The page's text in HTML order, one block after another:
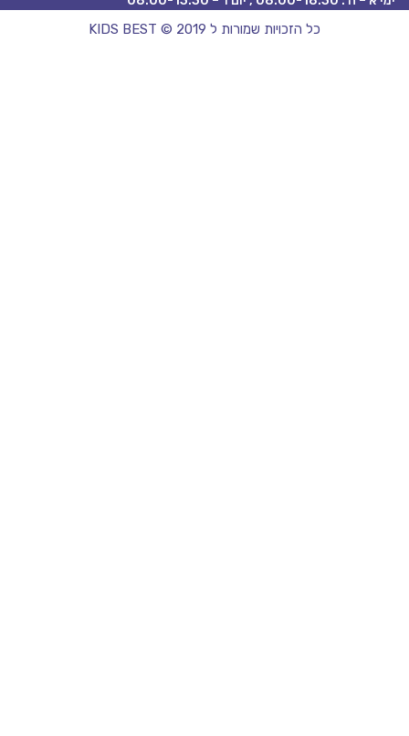
כל הזכויות שמורות ל KIDS BEST © 2019